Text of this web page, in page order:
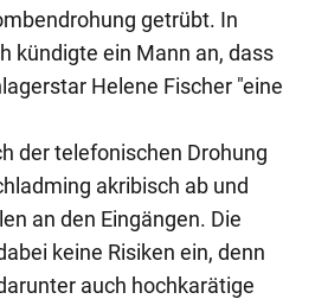
getrübt. In
kündigte ein Mann an, dass
Helene Fischer "eine
der telefonischen Drohung
akribisch ab und
an den Eingängen. Die
keine Risiken ein, denn
auch hochkarätige